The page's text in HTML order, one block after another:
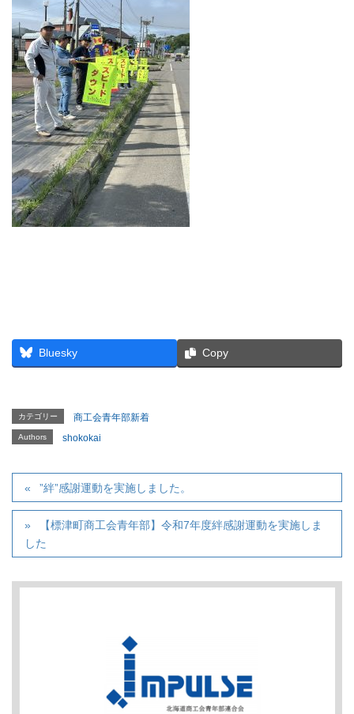
Bluesky Copy
カテゴリー 商工会青年部新着
Authors shokokai
”絆”感謝運動を実施しました。
【標津町商工会青年部】令和7年度絆感謝運動を実施しま
した